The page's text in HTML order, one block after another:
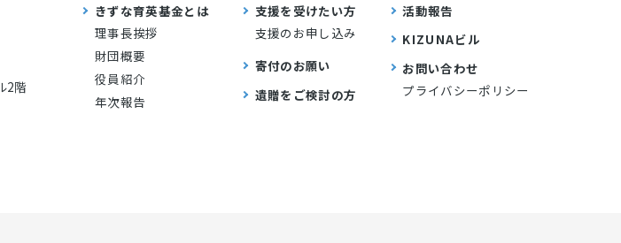
2階
きずな育英基金とは
理事長挨拶
財団概要
役員紹介
年次報告
支援を受けたい方
支援のお申し込み
寄付のお願い
遺贈をご検討の方
活動報告
KIZUNAビル
お問い合わせ
プライバシーポリシー